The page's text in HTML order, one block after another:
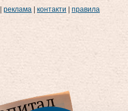
реклама контакти правила